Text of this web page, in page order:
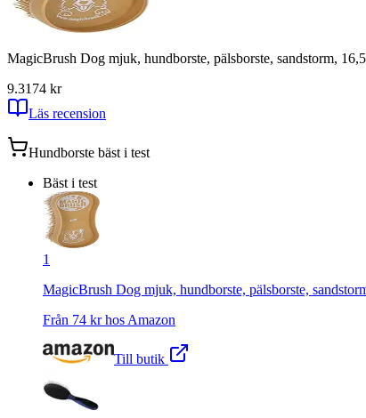
MagicBrush Dog mjuk, hundborste, pälsborste, sandstorm,
9.31 74 kr
Läs recension
Hundborste bäst i test
Bäst i test
1
MagicBrush Dog mjuk, hundborste, pälsborste,
Från 74 kr hos Amazon
Till butik